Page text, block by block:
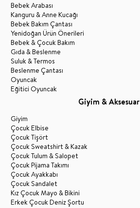
Bebek Arabası
Kanguru & Anne Kucağı
Bebek Bakım Çantası
Yenidoğan Ürün Önerileri
Bebek & Çocuk Bakım
Gıda & Beslenme
Suluk & Termos
Beslenme Çantası
Oyuncak
Eğitici Oyuncak
Giyim & Aksesuar
Giyim
Çocuk Elbise
Çocuk Tişört
Çocuk Sweatshirt & Kazak
Çocuk Tulum & Salopet
Çocuk Pijama Takımı
Çocuk Ayakkabı
Çocuk Sandalet
Kız Çocuk Mayo & Bikini
Erkek Çocuk Deniz Şortu